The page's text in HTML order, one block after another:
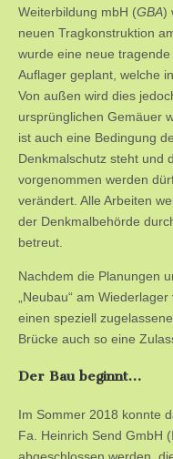
Weiterbildung mbH (GBA)
neuen Tragkonstruktion
wurde eine neue
Auflager geplant, welche
Von außen wird dies
ursprünglichen Gemäuer
ist auch eine Bedingung
Denkmalschutz steht und
vorgenommen werden
verändert. Alle Arbeiten
der Denkmalbehörde
betreut.
Nachdem die Planungen
„Neubau“ am
einen speziell
Brücke auch so eine
Der Bau beginnt…
Im Sommer 2018 konnte
Fa. Heinrich Send GmbH